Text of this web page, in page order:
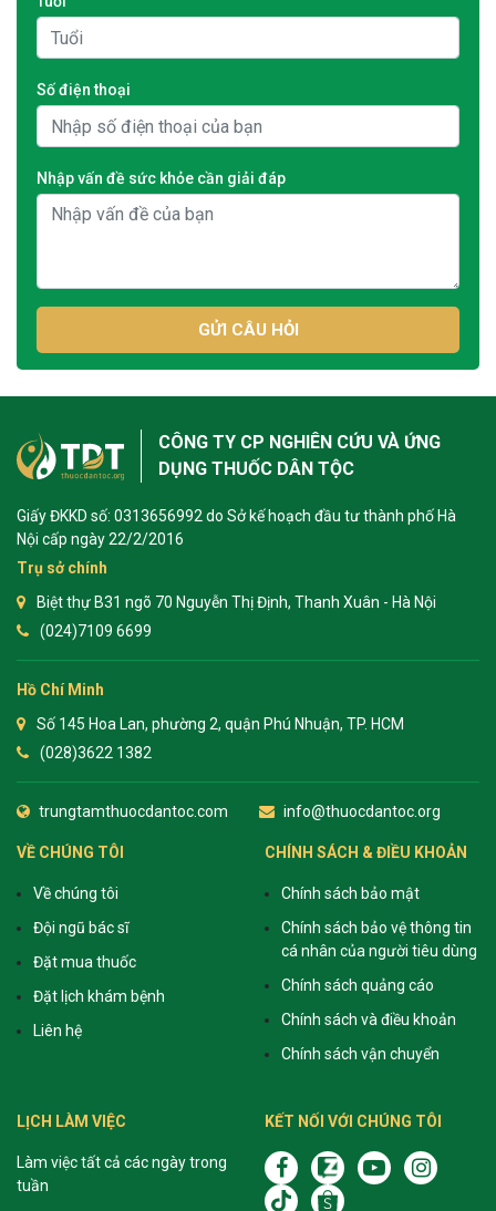
Số điện thoại
Nhập vấn đề sức khỏe cần giải đáp
GỬI CÂU HỎI
CÔNG TY CP NGHIÊN CỨU VÀ ỨNG
DỤNG THUỐC DÂN TỘC
Giấy ĐKKD số: 0313656992 do Sở kế hoạch đầu tư thành phố Hà
Nội cấp ngày 22/2/2016
Trụ sở chính
Biệt thự B31 ngõ 70 Nguyễn Thị Định, Thanh Xuân - Hà Nội
(024)7109 6699
Hồ Chí Minh
Số 145 Hoa Lan, phường 2, quận Phú Nhuận, TP. HCM
(028)3622 1382
trungtamthuocdantoc.com info@thuocdantoc.org
VỀ CHÚNG TÔI
Về chúng tôi
Đội ngũ bác sĩ
Đặt mua thuốc
Đặt lịch khám bệnh
Liên hệ
CHÍNH SÁCH & ĐIỀU KHOẢN
Chính sách bảo mật
Chính sách bảo vệ thông tin
cá nhân của người tiêu dùng
Chính sách quảng cáo
Chính sách và điều khoản
Chính sách vận chuyển
LỊCH LÀM VIỆC
Làm việc tất cả các ngày trong
tuần
KẾT NỐI VỚI CHÚNG TÔI